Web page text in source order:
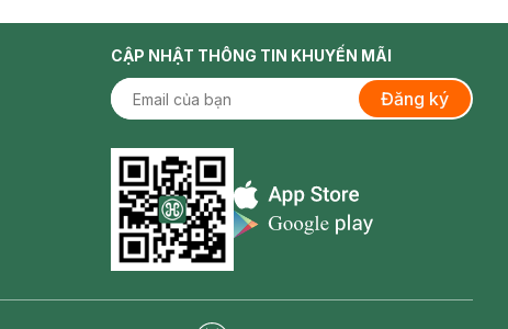
CẬP NHẬT THÔNG TIN KHUYẾN MÃI
Đăng ký
Appstore icon